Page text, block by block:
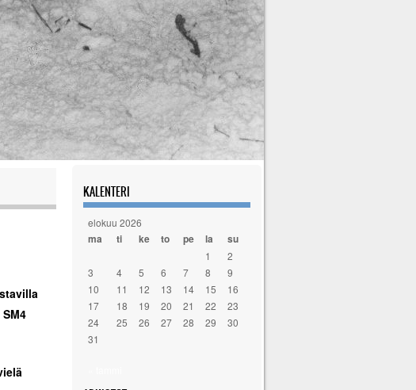
KALENTERI
elokuu 2026
ma ti ke to pe la su
1
2
3
4 5 6 7 8
9
10
11 12 13 14 15
16
17
18 19 20 21 22
23
24
25 26 27 28 29
30
31